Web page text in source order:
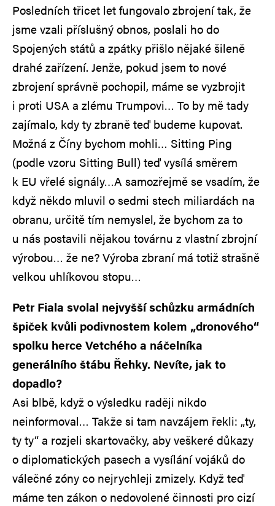
Posledních třicet let fungovalo zbrojení tak, že
jsme vzali příslušný obnos, poslali ho do
Spojených států a zpátky přišlo nějaké šileně
drahé zařízení. Jenže, pokud jsem to nové
zbrojení správně pochopil, máme se vyzbrojit
i proti USA a zlému Trumpovi… To by mě tady
zajímalo, kdy ty zbraně teď budeme kupovat.
Možná z Číny bychom mohli… Sitting Ping
(podle vzoru Sitting Bull) teď vysílá směrem
k EU vřelé signály…A samozřejmě se vsadím, že
když někdo mluvil o sedmi stech miliardách na
obranu, určitě tím nemyslel, že bychom za to
u nás postavili nějakou továrnu z vlastní zbrojní
výrobou… že ne? Výroba zbraní má totiž strašně
velkou uhlíkovou stopu…
Petr Fiala svolal nejvyšší schůzku armádních
špiček kvůli podivnostem kolem „dronového“
spolku herce Vetchého a náčelníka
generálního štábu Řehky. Nevíte, jak to
dopadlo?
Asi blbě, když o výsledku raději nikdo
neinformoval… Takže si tam navzájem řekli: „ty,
ty ty“ a rozjeli skartovačky, aby veškeré důkazy
o diplomatických pasech a vysílání vojáků do
válečné zóny co nejrychleji zmizely. Když teď
máme ten zákon o nedovolené činnosti pro cizí